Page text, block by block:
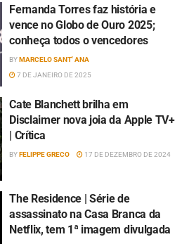
Fernanda Torres faz história e
vence no Globo de Ouro 2025;
conheça todos o vencedores
BYMARCELO SANT' ANA
7 DE JANEIRO DE 2025
Cate Blanchett brilha em
Disclaimer nova joia da Apple TV+
| Crítica
BYFELIPPE GRECO 17 DE DEZEMBRO DE 2024
The Residence | Série de
assassinato na Casa Branca da
Netflix, tem 1ª imagem divulgada